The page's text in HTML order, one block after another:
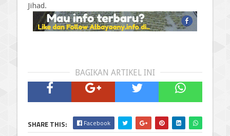
Jihad.
BAGIKAN ARTIKEL INI
SHARE THIS: Facebook